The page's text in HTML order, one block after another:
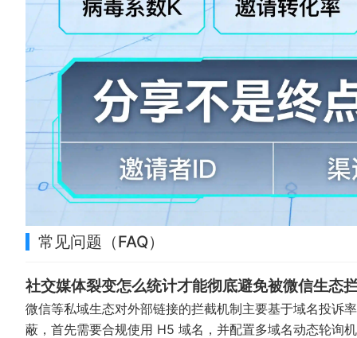
常见问题（FAQ）
社交媒体裂变怎么统计才能彻底避免被微信生态
微信等私域生态对外部链接的拦截机制主要基于域名投诉
蔽，首先需要合规使用 H5 域名，并配置多域名动态轮询